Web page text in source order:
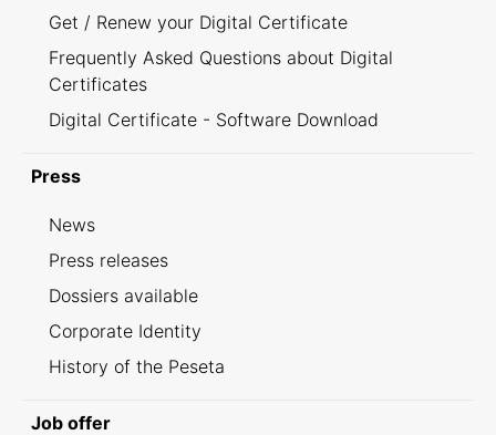
Get / Renew your Digital Certificate
Frequently Asked Questions about Digital
Certificates
Digital Certificate - Software Download
Press
News
Press releases
Dossiers available
Corporate Identity
History of the Peseta
Job offer